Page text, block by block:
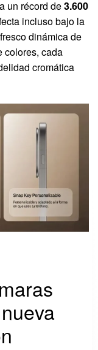
un récord de3.600
incluso bajo la
dinámica de
colores, cada
cromática